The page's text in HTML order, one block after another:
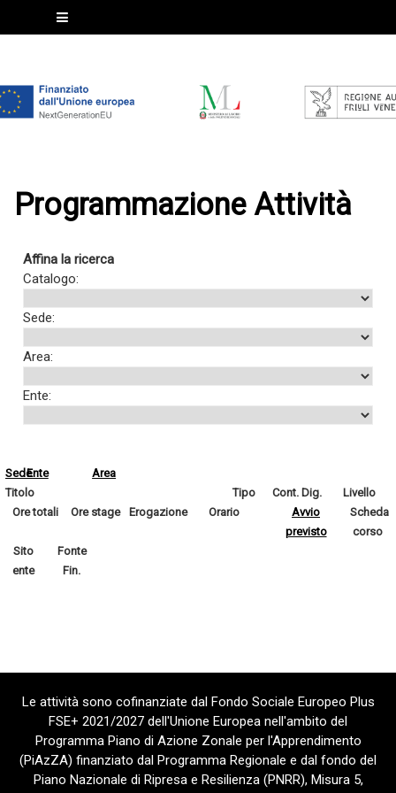
Programmazione Attività
Affina la ricerca
Catalogo:
Sede:
Area:
Ente:
SedeEnte
Area
Titolo
Tipo Cont. Dig.
Livello
Ore totali
Ore stage Erogazione Orario
Avvio
previsto
Scheda
corso
Sito
ente
Fonte
Fin.
Le attività sono cofinanziate dal Fondo Sociale Europeo Plus
FSE+ 2021/2027 dell'Unione Europea nell'ambito del
Programma Piano di Azione Zonale per l'Apprendimento
(PiAzZA) finanziato dal Programma Regionale e dal fondo del
Piano Nazionale di Ripresa e Resilienza (PNRR), Misura 5,